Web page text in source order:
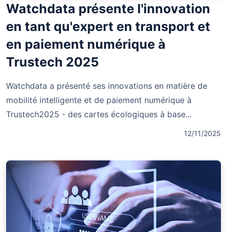
Watchdata présente l'innovation
en tant qu'expert en transport et
en paiement numérique à
Trustech 2025
Watchdata a présenté ses innovations en matière de
mobilité intelligente et de paiement numérique à
Trustech2025 - des cartes écologiques à base...
12/11/2025